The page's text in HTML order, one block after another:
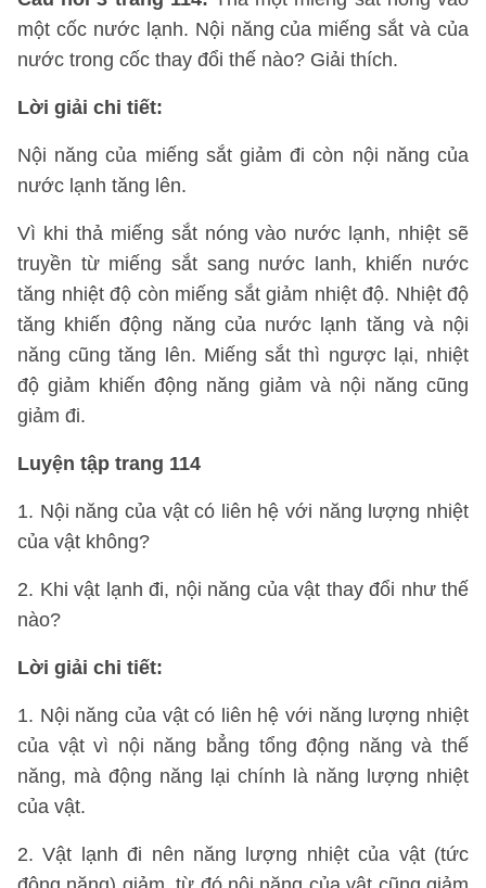
một cốc nước lạnh. Nội năng của miếng sắt và của
nước trong cốc thay đổi thế nào? Giải thích.
Lời giải chi tiết:
Nội năng của miếng sắt giảm đi còn nội năng của
nước lạnh tăng lên.
Vì khi thả miếng sắt nóng vào nước lạnh, nhiệt sẽ
truyền từ miếng sắt sang nước lanh, khiến nước
tăng nhiệt độ còn miếng sắt giảm nhiệt độ. Nhiệt độ
tăng khiến động năng của nước lạnh tăng và nội
năng cũng tăng lên. Miếng sắt thì ngược lại, nhiệt
độ giảm khiến động năng giảm và nội năng cũng
giảm đi.
Luyện tập trang 114
1. Nội năng của vật có liên hệ với năng lượng nhiệt
của vật không?
2. Khi vật lạnh đi, nội năng của vật thay đổi như thế
nào?
Lời giải chi tiết:
1. Nội năng của vật có liên hệ với năng lượng nhiệt
của vật vì nội năng bẳng tổng động năng và thế
năng, mà động năng lại chính là năng lượng nhiệt
của vật.
2. Vật lạnh đi nên năng lượng nhiệt của vật (tức